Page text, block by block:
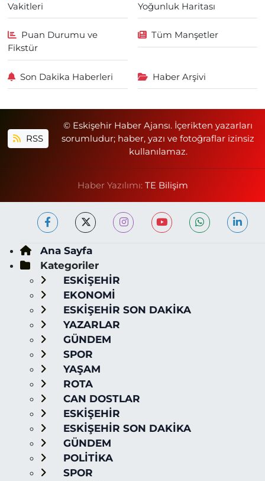
Vakitleri
Yoğunluk Haritası
Puan Durumu ve
Fikstür
Tüm Manşetler
Son Dakika Haberleri Haber Arşivi
RSS
© Eskişehir Haber Ajansı. İçerikten yazarları
sorumludur; haber, yazı ve fotoğraflar izinsiz
kullanılamaz.
Haber Yazılımı: TE Bilişim
Ana Sayfa
Kategoriler
ESKİŞEHİR
EKONOMİ
ESKİŞEHİR SON DAKİKA
YAZARLAR
GÜNDEM
SPOR
YAŞAM
ROTA
CAN DOSTLAR
ESKİŞEHİR
ESKİŞEHİR SON DAKİKA
GÜNDEM
POLİTİKA
SPOR